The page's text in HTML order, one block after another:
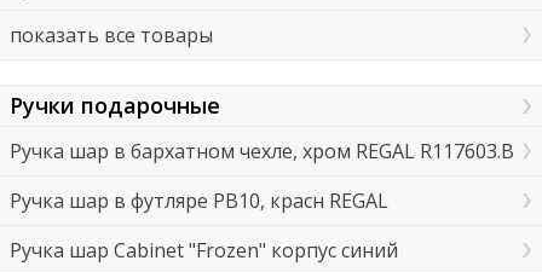
показать все товары
Ручки подарочные
Ручка шар в бархатном чехле, хром REGAL R117603.B
Ручка шар в футляре PB10, красн REGAL
Ручка шар Cabinet "Frozen" корпус синий